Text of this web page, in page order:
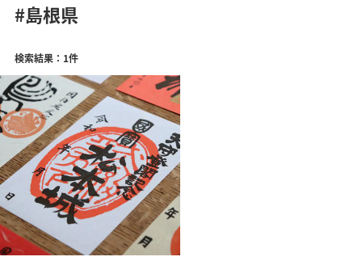
#島根県
検索結果：1件